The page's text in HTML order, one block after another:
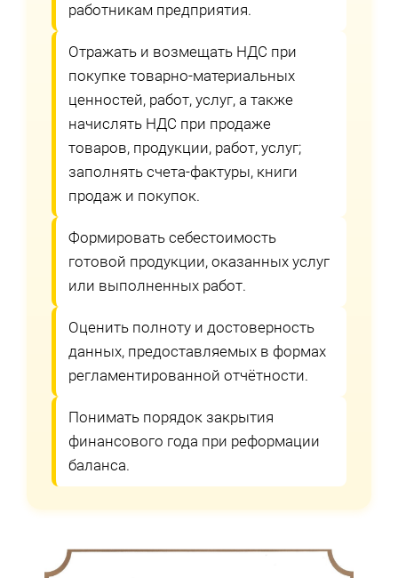
работникам предприятия.
Отражать и возмещать НДС при
покупке товарно-материальных
ценностей, работ, услуг, а также
начислять НДС при продаже
товаров, продукции, работ, услуг;
заполнять счета-фактуры, книги
продаж и покупок.
Формировать себестоимость
готовой продукции, оказанных услуг
или выполненных работ.
Оценить полноту и достоверность
данных, предоставляемых в формах
регламентированной отчётности.
Понимать порядок закрытия
финансового года при реформации
баланса.